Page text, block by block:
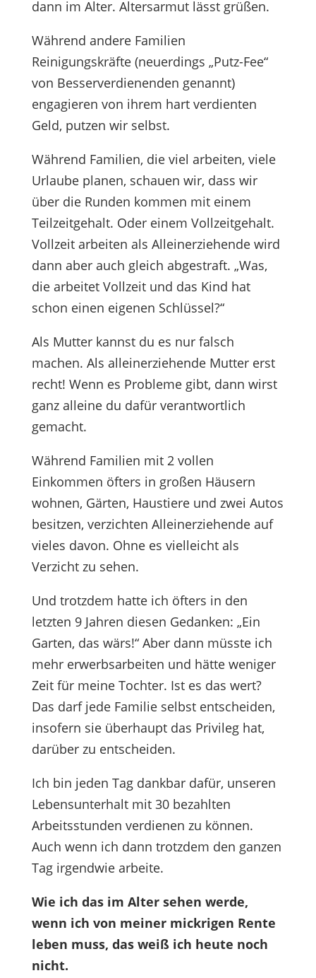
dann im Alter. Altersarmut lässt grüßen.
Während andere Familien
Reinigungskräfte (neuerdings „Putz-Fee“
von Besserverdienenden genannt)
engagieren von ihrem hart verdienten
Geld, putzen wir selbst.
Während Familien, die viel arbeiten, viele
Urlaube planen, schauen wir, dass wir
über die Runden kommen mit einem
Teilzeitgehalt. Oder einem Vollzeitgehalt.
Vollzeit arbeiten als Alleinerziehende wird
dann aber auch gleich abgestraft. „Was,
die arbeitet Vollzeit und das Kind hat
schon einen eigenen Schlüssel?“
Als Mutter kannst du es nur falsch
machen. Als alleinerziehende Mutter erst
recht! Wenn es Probleme gibt, dann wirst
ganz alleine du dafür verantwortlich
gemacht.
Während Familien mit 2 vollen
Einkommen öfters in großen Häusern
wohnen, Gärten, Haustiere und zwei Autos
besitzen, verzichten Alleinerziehende auf
vieles davon. Ohne es vielleicht als
Verzicht zu sehen.
Und trotzdem hatte ich öfters in den
letzten 9 Jahren diesen Gedanken: „Ein
Garten, das wärs!“ Aber dann müsste ich
mehr erwerbsarbeiten und hätte weniger
Zeit für meine Tochter. Ist es das wert?
Das darf jede Familie selbst entscheiden,
insofern sie überhaupt das Privileg hat,
darüber zu entscheiden.
Ich bin jeden Tag dankbar dafür, unseren
Lebensunterhalt mit 30 bezahlten
Arbeitsstunden verdienen zu können.
Auch wenn ich dann trotzdem den ganzen
Tag irgendwie arbeite.
Wie ich das im Alter sehen werde,
wenn ich von meiner mickrigen Rente
leben muss, das weiß ich heute noch
nicht.